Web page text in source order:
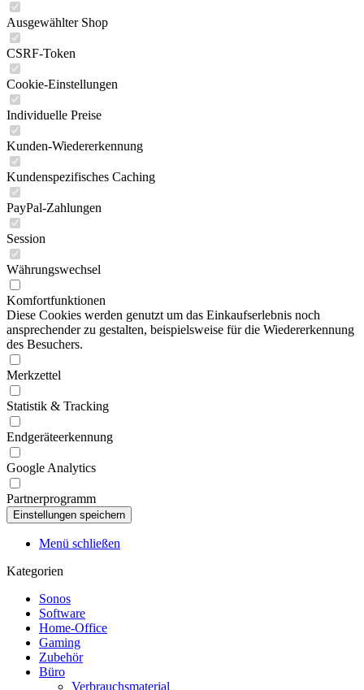
Ausgewählter Shop
CSRF-Token
Cookie-Einstellungen
Individuelle Preise
Kunden-Wiedererkennung
Kundenspezifisches Caching
PayPal-Zahlungen
Session
Währungswechsel
Komfortfunktionen
Diese Cookies werden genutzt um das Einkaufserlebnis noch
ansprechender zu gestalten, beispielsweise für die Wiedererkennung
des Besuchers.
Merkzettel
Statistik & Tracking
Endgeräteerkennung
Google Analytics
Partnerprogramm
Menü schließen
Kategorien
Sonos
Software
Home-Office
Gaming
Zubehör
Büro
Verbrauchsmaterial